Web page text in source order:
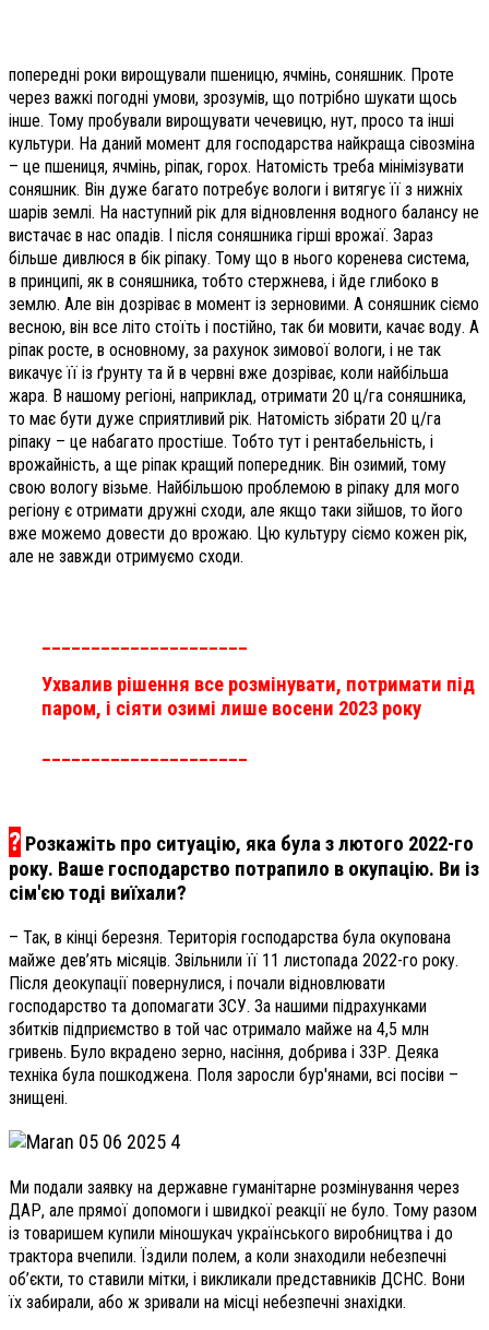
попередні роки вирощували пшеницю, ячмінь, соняшник. Проте
через важкі погодні умови, зрозумів, що потрібно шукати щось
інше. Тому пробували вирощувати чечевицю, нут, просо та інші
культури. На даний момент для господарства найкраща сівозміна
– це пшениця, ячмінь, ріпак, горох. Натомість треба мінімізувати
соняшник. Він дуже багато потребує вологи і витягує її з нижніх
шарів землі. На наступний рік для відновлення водного балансу не
вистачає в нас опадів. І після соняшника гірші врожаї. Зараз
більше дивлюся в бік ріпаку. Тому що в нього коренева система,
в принципі, як в соняшника, тобто стержнева, і йде глибоко в
землю. Але він дозріває в момент із зерновими. А соняшник сіємо
весною, він все літо стоїть і постійно, так би мовити, качає воду. А
ріпак росте, в основному, за рахунок зимової вологи, і не так
викачує її із ґрунту та й в червні вже дозріває, коли найбільша
жара. В нашому регіоні, наприклад, отримати 20 ц/га соняшника,
то має бути дуже сприятливий рік. Натомість зібрати 20 ц/га
ріпаку – це набагато простіше. Тобто тут і рентабельність, і
врожайність, а ще ріпак кращий попередник. Він озимий, тому
свою вологу візьме. Найбільшою проблемою в ріпаку для мого
регіону є отримати дружні сходи, але якщо таки зійшов, то його
вже можемо довести до врожаю. Цю культуру сіємо кожен рік,
але не завжди отримуємо сходи.
_____________________
Ухвалив рішення все розмінувати, потримати під
паром, і сіяти озимі лише восени 2023 року
_____________________
? Розкажіть про ситуацію, яка була з лютого 2022-го
року. Ваше господарство потрапило в окупацію. Ви із
сім'єю тоді виїхали?
– Так, в кінці березня. Територія господарства була окупована
майже дев’ять місяців. Звільнили її 11 листопада 2022-го року.
Після деокупації повернулися, і почали відновлювати
господарство та допомагати ЗСУ. За нашими підрахунками
збитків підприємство в той час отримало майже на 4,5 млн
гривень. Було вкрадено зерно, насіння, добрива і ЗЗР. Деяка
техніка була пошкоджена. Поля заросли бур'янами, всі посіви –
знищені.
Ми подали заявку на державне гуманітарне розмінування через
ДАР, але прямої допомоги і швидкої реакції не було. Тому разом
із товаришем купили міношукач українського виробництва і до
трактора вчепили. Їздили полем, а коли знаходили небезпечні
об’єкти, то ставили мітки, і викликали представників ДСНС. Вони
їх забирали, або ж зривали на місці небезпечні знахідки.